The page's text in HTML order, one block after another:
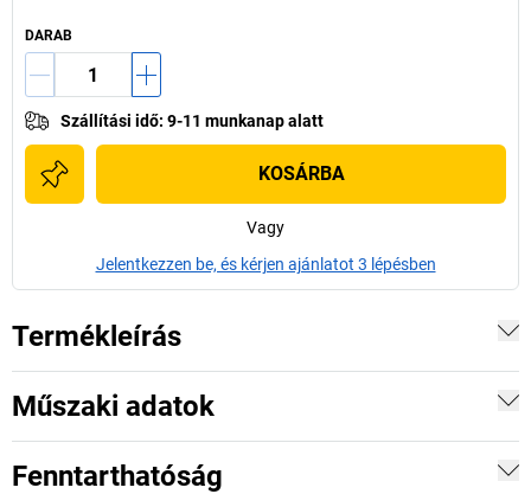
DARAB
Szállítási idő: 9-11 munkanap alatt
KOSÁRBA
Vagy
Jelentkezzen be, és kérjen ajánlatot 3 lépésben
Termékleírás
Műszaki adatok
Fenntarthatóság